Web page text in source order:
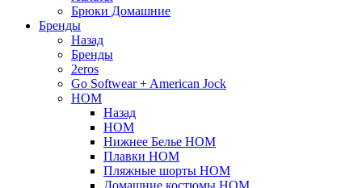
Брюки Домашние
Бренды
Назад
Бренды
2eros
Go Softwear + American Jock
HOM
Назад
HOM
Нижнее Белье HOM
Плавки HOM
Пляжные шорты HOM
Домашние костюмы HOM